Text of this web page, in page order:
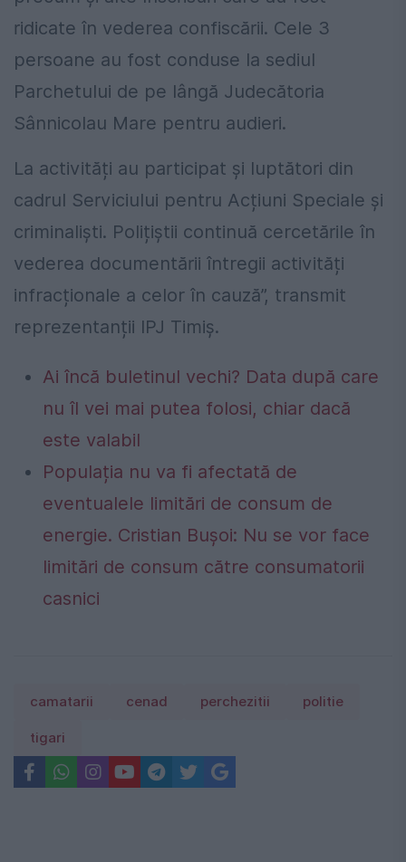
ridicate în vederea confiscării. Cele 3
persoane au fost conduse la sediul
Parchetului de pe lângă Judecătoria
Sânnicolau Mare pentru audieri.
La activități au participat și luptători din
cadrul Serviciului pentru Acțiuni Speciale și
criminaliști. Polițiștii continuă cercetările în
vederea documentării întregii activități
infracționale a celor în cauză”, transmit
reprezentanții IPJ Timiș.
Ai încă buletinul vechi? Data după care
nu îl vei mai putea folosi, chiar dacă
este valabil
Populația nu va fi afectată de
eventualele limitări de consum de
energie. Cristian Bușoi: Nu se vor face
limitări de consum către consumatorii
casnici
camatarii cenad perchezitii politie
tigari